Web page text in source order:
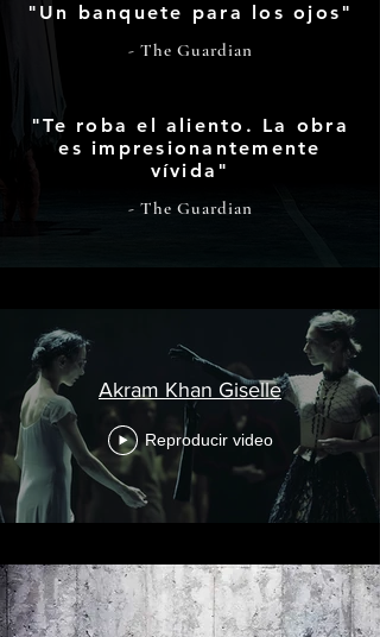
"Un banquete para los ojos"
- The Guardian
"Te roba el aliento. La obra
es impresionantemente
vívida"
- The Guardian
Akram Khan Giselle
Reproducir video